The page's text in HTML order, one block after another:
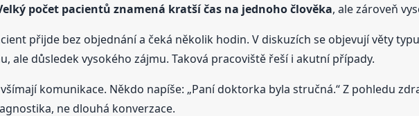
počet pacientů znamená kratší čas na jednoho člověka, ale zároveň
přijde bez objednání a čeká několik hodin. V diskuzích se objevují věty
ale důsledek vysokého zájmu. Taková pracoviště řeší i akutní případy.
komunikace. Někdo napíše: „Paní doktorka byla stručná.“ Z pohledu
ne dlouhá konverzace.